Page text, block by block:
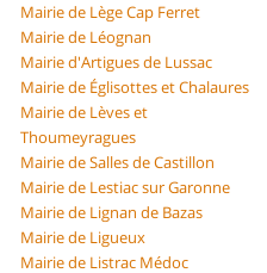
Mairie de Lège Cap Ferret
Mairie de Léognan
Mairie d'Artigues de Lussac
Mairie de Églisottes et Chalaures
Mairie de Lèves et
Thoumeyragues
Mairie de Salles de Castillon
Mairie de Lestiac sur Garonne
Mairie de Lignan de Bazas
Mairie de Ligueux
Mairie de Listrac Médoc